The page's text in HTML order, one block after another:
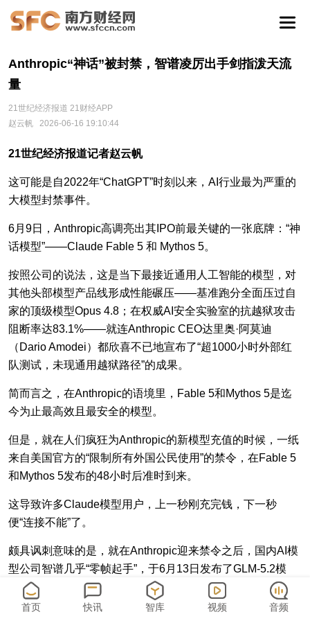
Anthropic“神话”被封禁，智谱凌厉出手剑指泼天流
量
21世纪经济报道 21财经APP
赵云帆
2026-06-16 19:10:44
21世纪经济报道记者赵云帆
这可能是自2022年“ChatGPT”时刻以来，AI行业最为严重的
大模型封禁事件。
6月9日，Anthropic高调亮出其IPO前最关键的一张底牌：“神
话模型”——Claude Fable 5​ 和 Mythos 5。
按照公司的说法，这是当下最接近通用人工智能的模型，对
其他头部模型产品线形成性能碾压——基准跑分全面压过自
家的顶级模型Opus 4.8；在权威AI安全实验室的抗越狱攻击
阻断率达83.1%——就连Anthropic CEO达里奥·阿莫迪
（Dario Amodei）都欣喜不已地宣布了“超1000小时外部红
队测试，未现通用越狱路径”的成果。
简而言之，在Anthropic的语境里，Fable 5和Mythos 5是迄
今为止最高效且最安全的模型。
但是，就在人们疯狂为Anthropic的新模型充值的时候，一纸
来自美国官方的“限制所有外国公民使用”的禁令，在Fable 5
和Mythos 5发布的48小时后准时到来。
这导致许多Claude模型用户，上一秒刚充完钱，下一秒
便“连接不能”了。
颇具讽刺意味的是，就在Anthropic迎来禁令之后，国内AI模
型公司智谱几乎“零帧起手”，于6月13日发布了GLM-5.2模
型，试图精准俘获被Anthropic屏蔽的全球用户。这也直接带
来了6月15日公司港股股价最高接近40%的单日涨幅；6月16
首页 快讯 智库 视频 音频